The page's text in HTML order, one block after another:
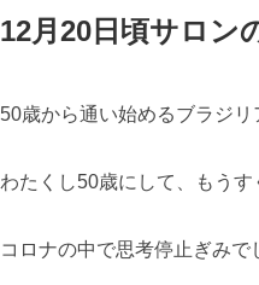
12月20日頃サロン
50歳から通い始めるブラジ
わたくし50歳にして、もうす
コロナの中で思考停止ぎみで